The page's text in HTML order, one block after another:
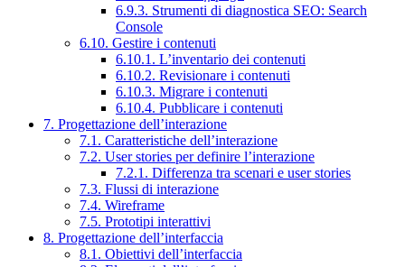
6.9.3. Strumenti di diagnostica SEO: Search
Console
6.10. Gestire i contenuti
6.10.1. L’inventario dei contenuti
6.10.2. Revisionare i contenuti
6.10.3. Migrare i contenuti
6.10.4. Pubblicare i contenuti
7. Progettazione dell’interazione
7.1. Caratteristiche dell’interazione
7.2. User stories per definire l’interazione
7.2.1. Differenza tra scenari e user stories
7.3. Flussi di interazione
7.4. Wireframe
7.5. Prototipi interattivi
8. Progettazione dell’interfaccia
8.1. Obiettivi dell’interfaccia